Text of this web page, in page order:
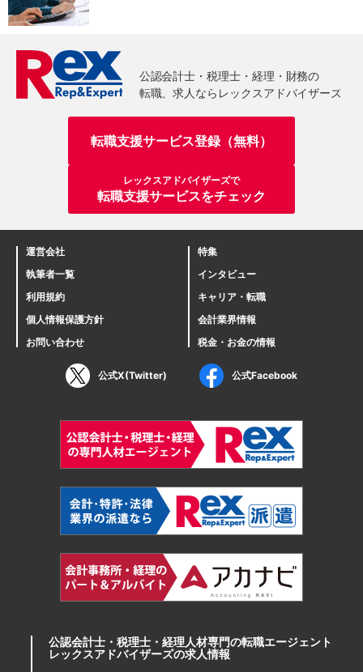
転職支援サービス登録（無料）
レックスアドバイザーズで
転職支援サービスをチェック
運営会社
執筆者一覧
利用規約
個人情報保護方針
お問い合わせ
特集
インタビュー
キャリア・転職
会計業界情報
税金・お金の情報
公式X(Twitter) 公式Facebook
公認会計士・税理士・経理人材専門の転職エージェント
レックスアドバイザーズの求人情報